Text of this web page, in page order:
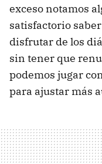
exceso notamos
satisfactorio
disfrutar de los
sin tener que
podemos jugar
para ajustar más